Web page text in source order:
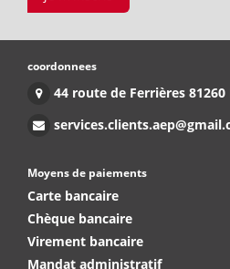
coordonnees
44 route de Ferrières 81260
Moyens de paiements
Carte bancaire
Chèque bancaire
Virement bancaire
Mandat administratif